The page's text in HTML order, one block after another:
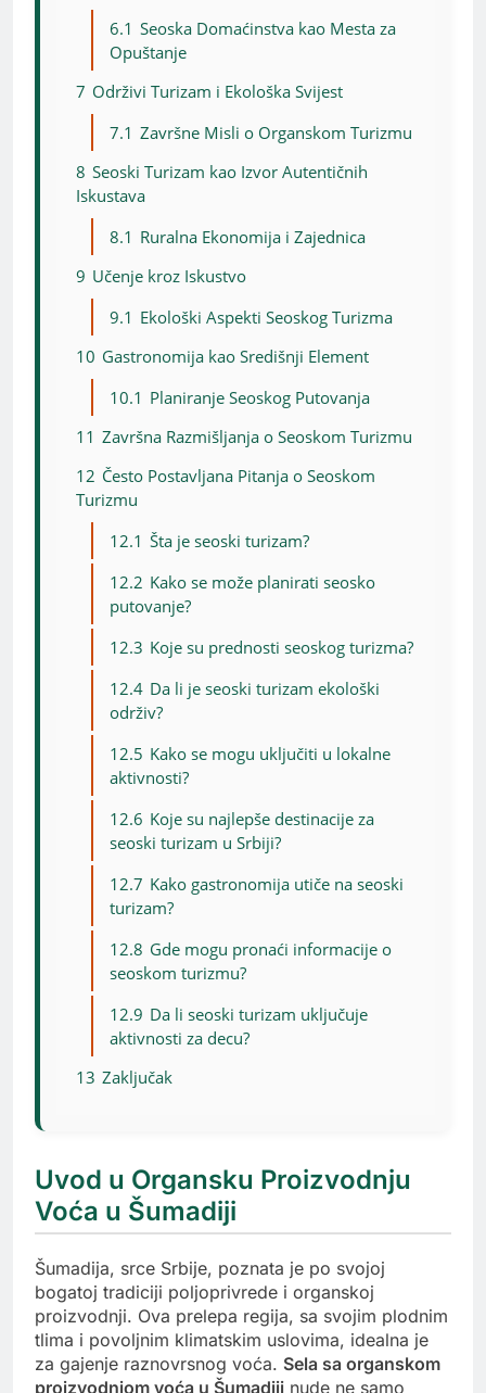
6.1 Seoska Domaćinstva kao Mesta za
Opuštanje
7 Održivi Turizam i Ekološka Svijest
7.1 Završne Misli o Organskom Turizmu
8 Seoski Turizam kao Izvor Autentičnih
Iskustava
8.1 Ruralna Ekonomija i Zajednica
9 Učenje kroz Iskustvo
9.1 Ekološki Aspekti Seoskog Turizma
10 Gastronomija kao Središnji Element
10.1 Planiranje Seoskog Putovanja
11 Završna Razmišljanja o Seoskom Turizmu
12 Često Postavljana Pitanja o Seoskom
Turizmu
12.1 Šta je seoski turizam?
12.2 Kako se može planirati seosko
putovanje?
12.3 Koje su prednosti seoskog turizma?
12.4 Da li je seoski turizam ekološki
održiv?
12.5 Kako se mogu uključiti u lokalne
aktivnosti?
12.6 Koje su najlepše destinacije za
seoski turizam u Srbiji?
12.7 Kako gastronomija utiče na seoski
turizam?
12.8 Gde mogu pronaći informacije o
seoskom turizmu?
12.9 Da li seoski turizam uključuje
aktivnosti za decu?
13 Zaključak
Uvod u Organsku Proizvodnju
Voća u Šumadiji
Šumadija, srce Srbije, poznata je po svojoj
bogatoj tradiciji poljoprivrede i organskoj
proizvodnji. Ova prelepa regija, sa svojim plodnim
tlima i povoljnim klimatskim uslovima, idealna je
za gajenje raznovrsnog voća. Sela sa organskom
proizvodnjom voća u Šumadiji nude ne samo